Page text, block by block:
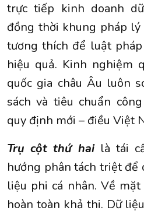
trực tiếp kinh doanh
đồng thời khung pháp
tương thích để luật
hiệu quả. Kinh nghiệm
quốc gia châu Âu luôn
sách và tiêu chuẩn
quy định mới – điều Việt
Trụ cột thứ hailà tái
hướng phân tách triệt để
liệu phi cá nhân. Về
hoàn toàn khả thi. Dữ